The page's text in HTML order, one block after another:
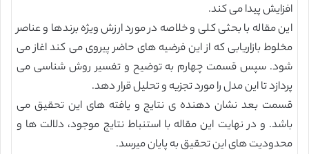
افزایش پیدا می کند.
این مقاله با بحثی کلی و خلاصه در مورد ارزش ویژه برندها و عناصر
مخلوط بازاریابی که از این فرضیه های حاضر پیروی می کند اغاز می
شود. سپس قسمت چهارم به توضیح و تفسیر روش شناسی می
پردازد تا این مدل را مورد تجزیه و تحلیل قرار دهد.
قسمت بعد نشان دهنده ی نتایج و یافته های این تحقیق می
باشد. و در نهایت این مقاله با استنباط نتایج موجود، دلالت ها و
محدودیت های این تحقیق به پایان میرسد.